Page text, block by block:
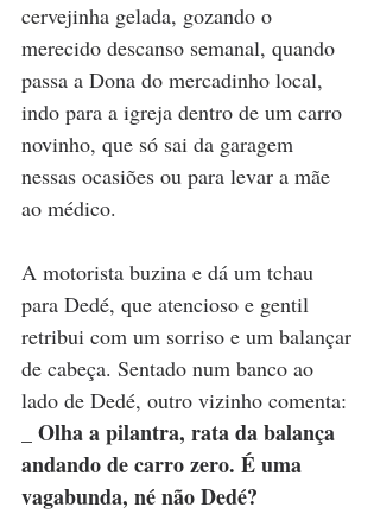
cervejinha gelada, gozando o
merecido descanso semanal, quando
passa a Dona do mercadinho local,
indo para a igreja dentro de um carro
novinho, que só sai da garagem
nessas ocasiões ou para levar a mãe
ao médico.
A motorista buzina e dá um tchau
para Dedé, que atencioso e gentil
retribui com um sorriso e um balançar
de cabeça. Sentado num banco ao
lado de Dedé, outro vizinho comenta:
_ Olha a pilantra, rata da balança
andando de carro zero. É uma
vagabunda, né não Dedé?